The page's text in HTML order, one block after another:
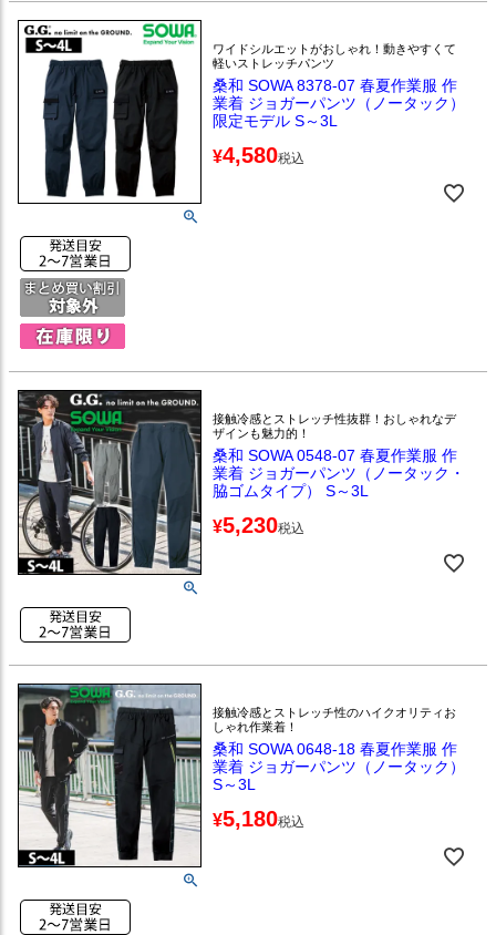
ワイドシルエットがおしゃれ！動きやすくて
軽いストレッチパンツ
桑和 SOWA 8378-07 春夏作業服 作
業着 ジョガーパンツ（ノータック）
限定モデル S～3L
¥4,580税込
接触冷感とストレッチ性抜群！おしゃれなデ
ザインも魅力的！
桑和 SOWA 0548-07 春夏作業服 作
業着 ジョガーパンツ（ノータック・
脇ゴムタイプ） S～3L
¥5,230税込
接触冷感とストレッチ性のハイクオリティお
しゃれ作業着！
桑和 SOWA 0648-18 春夏作業服 作
業着 ジョガーパンツ（ノータック）
S～3L
¥5,180税込